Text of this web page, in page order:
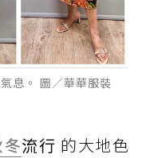
息。 圖／華華服裝
流行 的大地色